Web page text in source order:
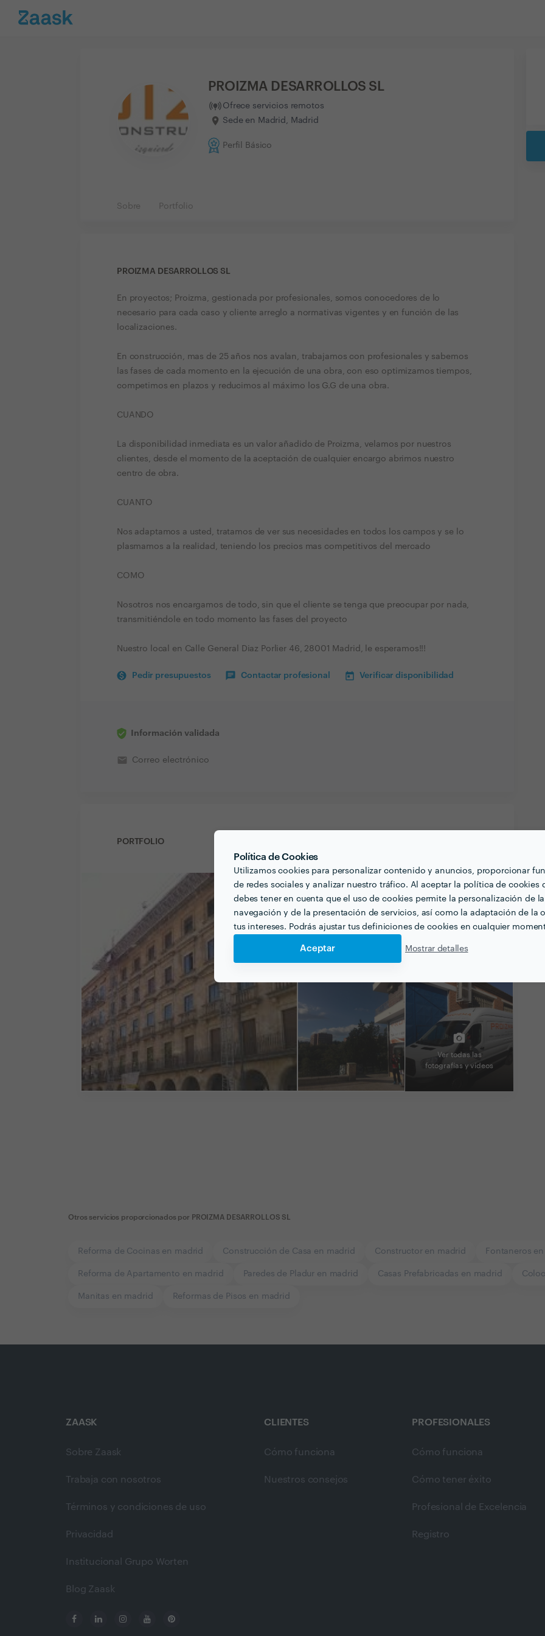
Política de Cookies
Utilizamos cookies para personalizar contenido y anuncios, proporcionar
de redes sociales y analizar nuestro tráfico. Al aceptar la política de cookies
debes tener en cuenta que el uso de cookies permite la personalización de la
navegación y de la presentación de servicios, así como la adaptación de la
tus intereses. Podrás ajustar tus definiciones de cookies en cualquier
Aceptar Mostrar detalles
PROIZMA DESARROLLOS SL
Ofrece servicios remotos
Sede en Madrid, Madrid
Perfil Básico
Sobre Portfolio
PROIZMA DESARROLLOS SL
En proyectos; Proizma, gestionada por profesionales, somos conocedores de lo
necesario para cada caso y cliente arreglo a normativas vigentes y en función de las
localizaciones.
En construcción, mas de 25 años nos avalan, trabajamos con profesionales y sabemos
las fases de cada momento en la ejecución de una obra, con eso optimizamos tiempos,
competimos en plazos y reducimos al máximo los G.G de una obra.
CUANDO
La disponibilidad inmediata es un valor añadido de Proizma, velamos por nuestros
clientes, desde el momento de la aceptación de cualquier encargo abrimos nuestro
centro de obra.
CUANTO
Nos adaptamos a usted, tratamos de ver sus necesidades en todos los campos y se lo
plasmamos a la realidad, teniendo los precios mas competitivos del mercado
COMO
Nosotros nos encargamos de todo, sin que el cliente se tenga que preocupar por nada,
transmitiéndole en todo momento las fases del proyecto
Nuestro local en Calle General Diaz Porlier 46, 28001 Madrid, le esperamos!!!
Pedir presupuestos Contactar profesional Verificar disponibilidad
Información validada
email Correo electrónico
PORTFOLIO
Ver todas las
fotografías y vídeos
Otros servicios proporcionados por PROIZMA DESARROLLOS SL
Reforma de Cocinas en madrid Construcción de Casa en madrid Constructor en madrid Fontaneros
Reforma de Apartamento en madrid Paredes de Pladur en madrid Casas Prefabricadas en madrid
Manitas en madrid Reformas de Pisos en madrid
ZAASK
Sobre Zaask
Trabaja con nosotros
Términos y condiciones de uso
Privacidad
Institucional Grupo Worten
Blog Zaask
CLIENTES
Cómo funciona
Nuestros consejos
PROFESIONALES
Cómo funciona
Cómo tener éxito
Profesional de Excelencia
Registro